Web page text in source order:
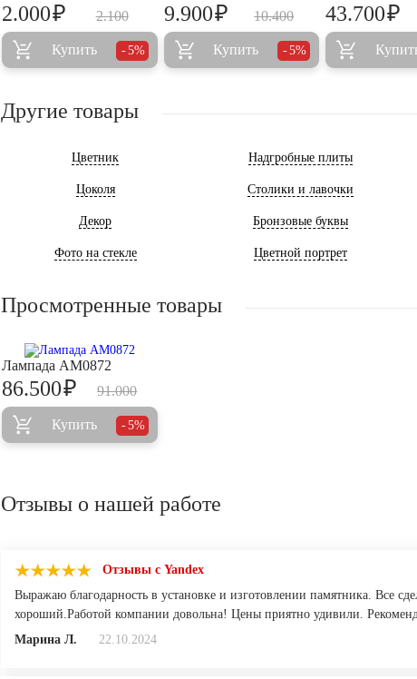
2.100
2.000₽
Купить 5%
10.400
9.900₽
Купить 5%
43.700₽
Другие товары
Цветник Надгробные плиты
Цоколя Столики и лавочки
Декор Бронзовые буквы
Фото на стекле Цветной портрет
Просмотренные товары
Лампада AM0872
91.000
86.500₽
Купить 5%
Отзывы о нашей работе
Отзывы с Yandex
Выражаю благодарность в установке и изготовлении памятника. Все
хороший.Работой компании довольна! Цены приятно удивили.
Марина Л.
22.10.2024